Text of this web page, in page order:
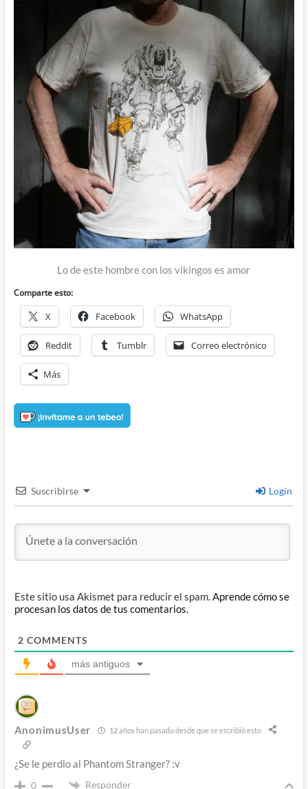
Lo de este hombre con los vikingos es amor
Comparte esto:
X Facebook WhatsApp
Reddit Tumblr Correo electrónico
Más
Suscribirse Login
Este sitio usa Akismet para reducir el spam.Aprende cómo se
procesan los datos de tus comentarios.
2 COMMENTS
más antiguos
AnonimusUser 12 años han pasado desde que se escribió esto
¿Se le perdio al Phantom Stranger? :v
0 Responder